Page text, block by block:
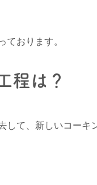
ております。
程は？
て、新しいコーキ